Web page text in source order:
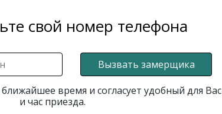
свой номер телефона
Вызвать замерщика
время и согласует удобный для
и час приезда.